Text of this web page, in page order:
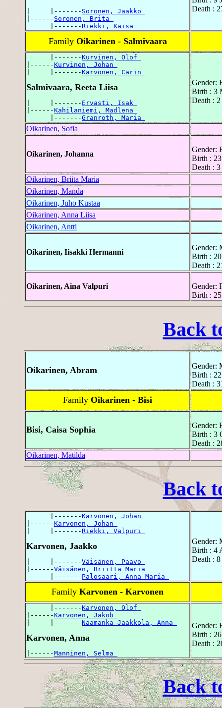
|     |------- Soronen, Jaakko
|------ Soronen, Brita
      |-------
Riekki, Kaisa
Death :
Family Oikarinen - Salmivaara
      |-------
Kurvinen, Olof
|------Kurvinen, Johan
|     |-------Karvonen, Carin
Salmivaara, Reeta Liisa
|     |------- Ervasti, Isak
|------Kahilaniemi, Madlena
      |-------
Granroth, Maria
Gender:
Birth : 3
Death :
Oikarinen, Sofia
Oikarinen, Johanna
Gender:
Birth :
Death :
Oikarinen, Briita Maria
Oikarinen, Manda
Oikarinen, Juho Kustaa
Oikarinen, Anna Liisa
Oikarinen, Antti
Oikarinen, Iisakki Hermanni
Gender:
Birth :
Death :
Oikarinen, Aina Valpuri
Gender:
Birth :
Back
Oikarinen, Abram
Gender:
Birth :
Death :
Family Oikarinen - Bisi
Bisi, Caisa Sophia
Gender:
Birth : 3
Death :
Oikarinen, Matilda
Back
      |-------
Karvonen, Johan
|------Karvonen, Johan
|     |-------Riekki, Valpuri
Karvonen, Jaakko
|     |-------Väisänen, Paavo
|------Väisänen, Briitta Maria
      |-------
Palosaari, Anna Maria
Gender:
Birth : 4
Death :
Family Karvonen - Karvonen
      |-------
Karvonen, Olof
|------Karvonen, Jakob
|     |-------Naamanka Jaakkola, Anna
Karvonen, Anna
|------Manninen, Selma
Gender:
Birth :
Death :
Back